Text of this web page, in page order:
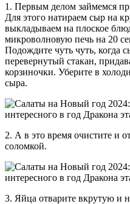
1. Первым делом займемся
Для этого натираем сыр на
выкладываем на плоское
микроволновую печь на 20
Подождите чуть чуть, когда
перевернутый стакан,
корзиночки. Уберите в
сыра.
2. А в это время очистите и
соломкой.
3. Яйца отварите вкрутую и